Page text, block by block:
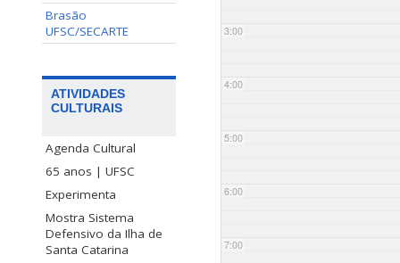
Brasão
UFSC/SECARTE
ATIVIDADES
CULTURAIS
Agenda Cultural
65 anos | UFSC
Experimenta
Mostra Sistema
Defensivo da Ilha de
Santa Catarina
3:00
4:00
5:00
6:00
7:00